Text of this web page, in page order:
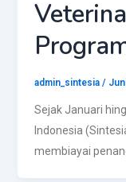
admin_sintesia /
Sejak Januari
Indonesia
membiayai